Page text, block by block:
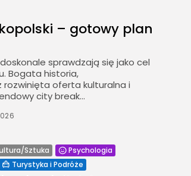
– gotowy plan
sprawdzają się jako cel
Bogata historia,
oferta kulturalna i
city break...
Sztuka
Psychologia
Turystyka i Podróże